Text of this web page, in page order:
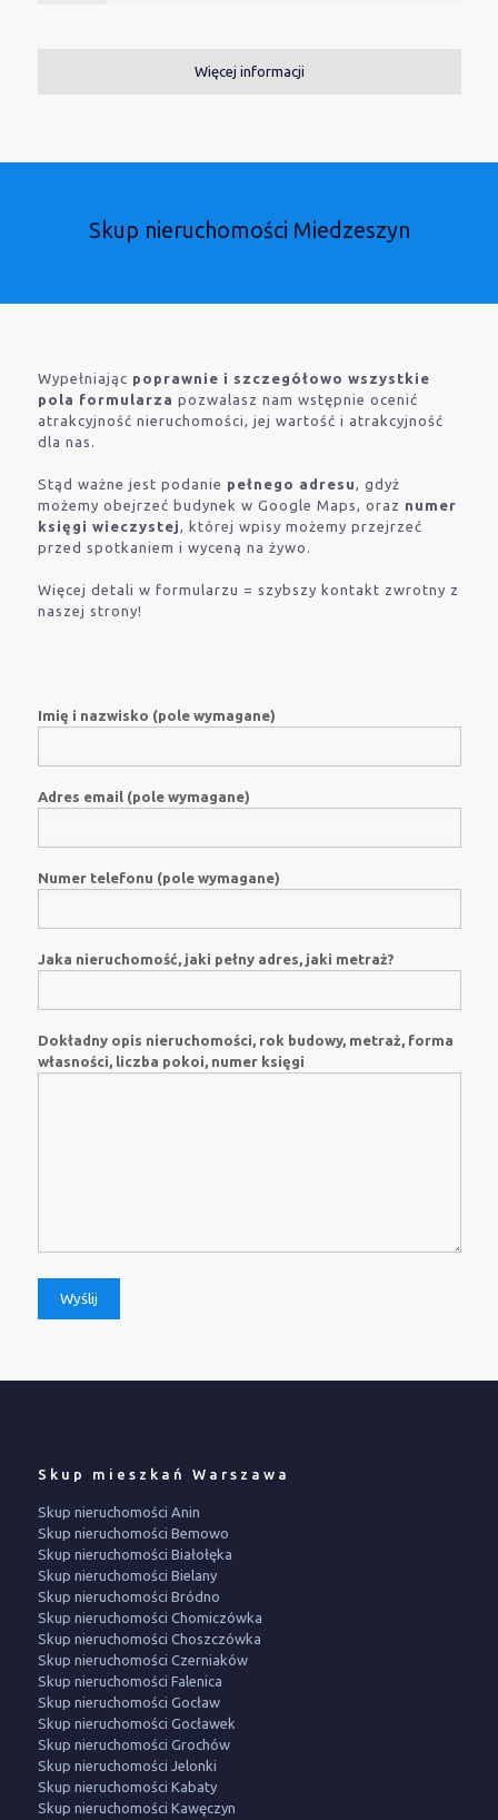
Więcej informacji
Skup nieruchomości Miedzeszyn
Wypełniając poprawnie i szczegółowo wszystkie
pola formularza pozwalasz nam wstępnie ocenić
atrakcyjność nieruchomości, jej wartość i atrakcyjność
dla nas.
Stąd ważne jest podanie pełnego adresu, gdyż
możemy obejrzeć budynek w Google Maps, oraz numer
księgi wieczystej, której wpisy możemy przejrzeć
przed spotkaniem i wyceną na żywo.
Więcej detali w formularzu = szybszy kontakt zwrotny z
naszej strony!
Imię i nazwisko (pole wymagane)
Adres email (pole wymagane)
Numer telefonu (pole wymagane)
Jaka nieruchomość, jaki pełny adres, jaki metraż?
Dokładny opis nieruchomości, rok budowy, metraż, forma
własności, liczba pokoi, numer księgi
Skup mieszkań Warszawa
Skup nieruchomości Anin
Skup nieruchomości Bemowo
Skup nieruchomości Białołęka
Skup nieruchomości Bielany
Skup nieruchomości Bródno
Skup nieruchomości Chomiczówka
Skup nieruchomości Choszczówka
Skup nieruchomości Czerniaków
Skup nieruchomości Falenica
Skup nieruchomości Gocław
Skup nieruchomości Gocławek
Skup nieruchomości Grochów
Skup nieruchomości Jelonki
Skup nieruchomości Kabaty
Skup nieruchomości Kawęczyn